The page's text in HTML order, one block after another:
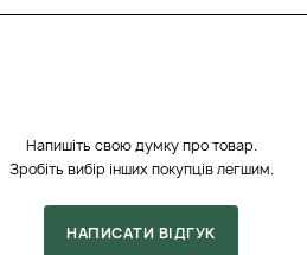
Напишіть свою думку про товар.
Зробіть вибір інших покупців легшим.
НАПИСАТИ ВІДГУК